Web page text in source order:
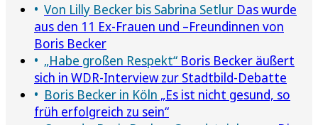
Von Lilly Becker bis Sabrina Setlur Das wurde
aus den 11 Ex-Frauen und –Freundinnen von
Boris Becker
„Habe großen Respekt“ Boris Becker äußert
sich in WDR-Interview zur Stadtbild-Debatte
Boris Becker in Köln „Es ist nicht gesund, so
früh erfolgreich zu sein“